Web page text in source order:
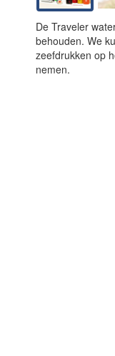
De Traveler
behouden. We
zeefdrukken op
nemen.